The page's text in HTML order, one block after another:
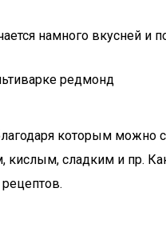
намного вкусней и
которым
сладким и пр.